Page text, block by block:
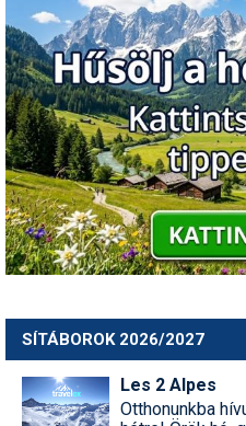
SÍTÁBOROK 2026/2027
Les 2 Alpes
Otthonunkba